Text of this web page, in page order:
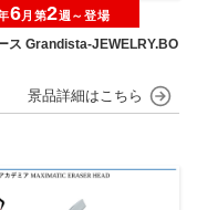
ス Grandista-JEWELRY.BO
6月第2週～登場